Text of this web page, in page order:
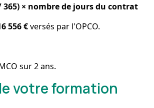
365) × nombre de jours du contrat
556 €versés par l'OPCO.
sur 2 ans.
votre formation